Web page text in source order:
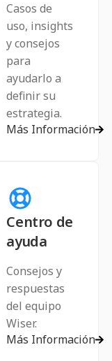
Casos de
uso, insights
y consejos
para
ayudarlo a
definir su
estrategia.
Más Información
Centro de
ayuda
Consejos y
respuestas
del equipo
Wiser.
Más Información